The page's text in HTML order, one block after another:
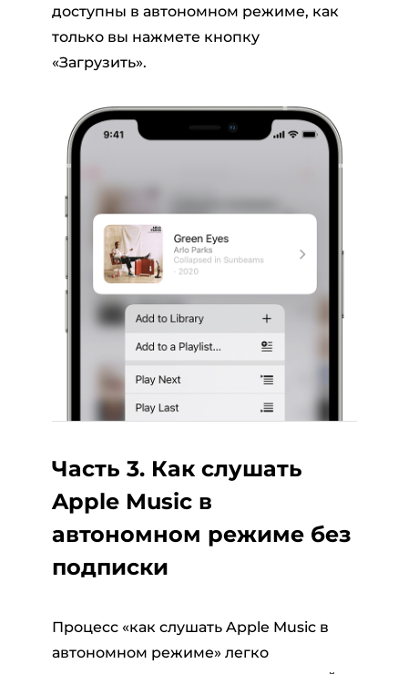
доступны в автономном режиме, как
только вы нажмете кнопку
«Загрузить».
Часть 3. Как слушать
Apple Music в
автономном режиме без
подписки
Процесс «как слушать Apple Music в
автономном режиме» легко